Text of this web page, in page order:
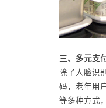
三、多元支
除了人脸识
码，老年用
等多种方式